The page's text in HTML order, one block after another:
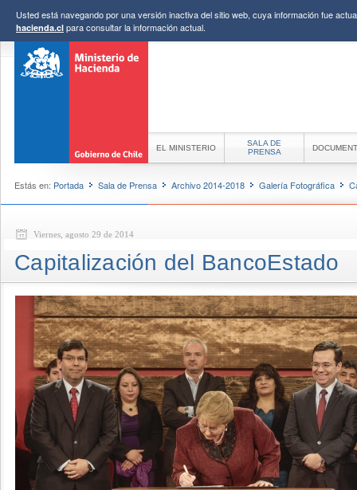
Usted está navegando por una versión inactiva del sitio web, cuya información fue
hacienda.cl para consultar la información actual.
EL MINISTERIO
SALA DE
PRENSA
Estás en: Portada Sala de Prensa Archivo 2014-2018 Galería Fotográfica
Viernes, agosto 29 de 2014
Capitalización del BancoEstado